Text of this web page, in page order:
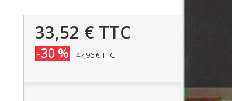
33,52 € TTC
-30 % 47,96 €TTC